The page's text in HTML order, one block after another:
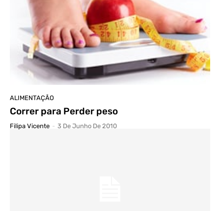
ALIMENTAÇÃO
Correr para Perder peso
Filipa Vicente - 3 De Junho De 2010